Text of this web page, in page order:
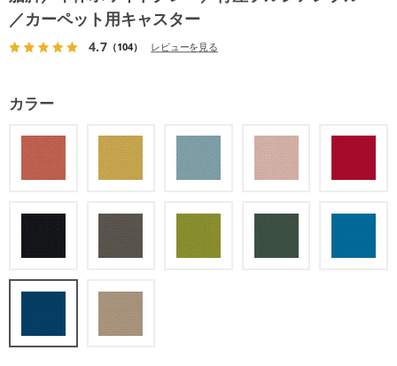
／カーペット用キャスター
4.7（104） レビューを見る
カラー